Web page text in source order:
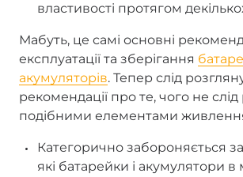
властивості протягом
Мабуть, це самі основні
експлуатації та зберігання
акумуляторів. Тепер слід
рекомендації про те, чого не
подібними елементами
Категорично забороняється
які батарейки і акумулятори в